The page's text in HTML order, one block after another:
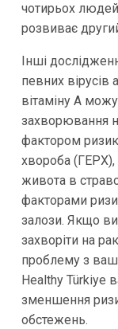
чотирьох
розвиває
Інші
певних вірусів
вітаміну A
захворювання
фактором
хвороба (ГЕРХ),
живота в
факторами
залози. Якщо
захворіти на
проблему з
Healthy Türkiye
зменшення
обстежень.